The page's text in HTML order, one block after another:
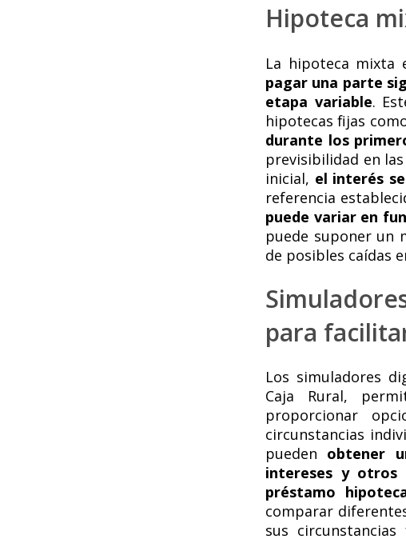
Hipoteca
La hipoteca mixta
pagar una parte
etapa variable.
hipotecas fijas
durante los
previsibilidad en
inicial, el interés
referencia
puede variar en
puede suponer un
de posibles caídas
para
Los simuladores
Caja Rural,
proporcionar
circunstancias
pueden obtener
intereses y otros
préstamo
comparar
sus